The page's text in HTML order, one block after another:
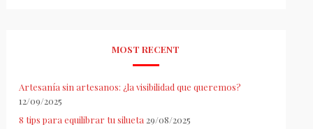
MOST RECENT
Artesanía sin artesanos: ¿la visibilidad que queremos?
12/09/2025
8 tips para equilibrar tu silueta 29/08/2025